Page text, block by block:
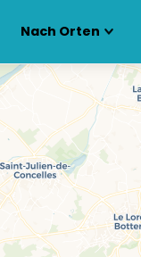
Nach Orten